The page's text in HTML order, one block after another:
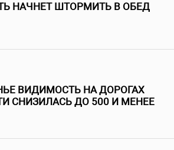
НАЧНЕТ ШТОРМИТЬ В ОБЕД
ВИДИМОСТЬ НА ДОРОГАХ
СНИЗИЛАСЬ ДО 500 И МЕНЕЕ